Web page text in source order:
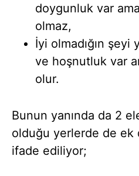
doygunluk var
olmaz,
İyi olmadığın şeyi
ve hoşnutluk var
olur.
Bunun yanında da 2
olduğu yerlerde de ek
ifade ediliyor;